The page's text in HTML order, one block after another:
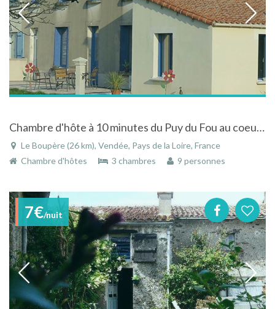
Chambre d'hôte à 10 minutes du Puy du Fou au coeur du bocage Vendéen
Le Boupère (26 km), Vendée, Pays de la Loire, France
Chambre d'hôtes
3 chambres 9 personnes
7€/nuit